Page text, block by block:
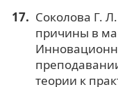
Соколова Г.
причины в
теории к